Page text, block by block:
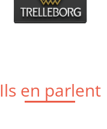
Ils en parlent